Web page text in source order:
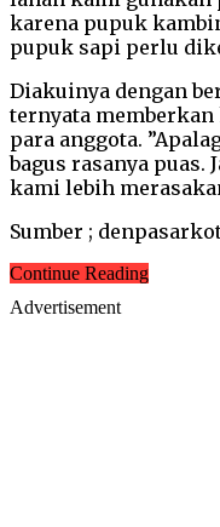
karena pupuk
pupuk sapi perlu
Diakuinya dengan
ternyata
para anggota.
bagus rasanya puas.
kami lebih
Sumber ;
Continue Reading
Advertisement